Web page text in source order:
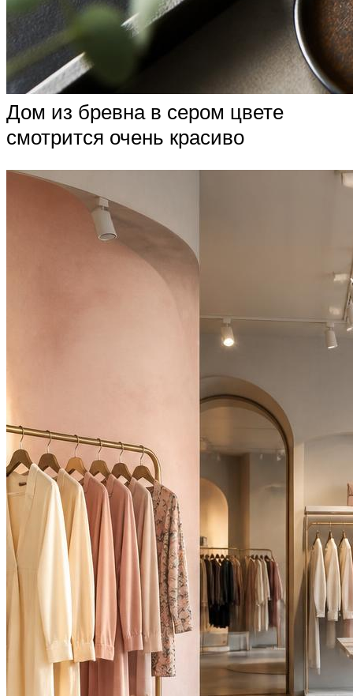
Дом из бревна в сером цвете
смотрится очень красиво